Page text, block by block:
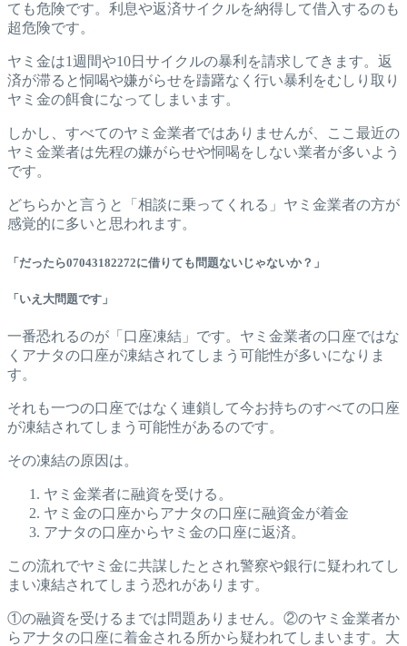
ても危険です。利息や返済サイクルを納得して借入するのも
超危険です。
ヤミ金は1週間や10日サイクルの暴利を請求してきます。返
済が滞ると恫喝や嫌がらせを躊躇なく行い暴利をむしり取り
ヤミ金の餌食になってしまいます。
しかし、すべてのヤミ金業者ではありませんが、ここ最近の
ヤミ金業者は先程の嫌がらせや恫喝をしない業者が多いよう
です。
どちらかと言うと「相談に乗ってくれる」ヤミ金業者の方が
感覚的に多いと思われます。
「だったら07043182272に借りても問題ないじゃないか？」
「いえ大問題です」
一番恐れるのが「口座凍結」です。ヤミ金業者の口座ではな
くアナタの口座が凍結されてしまう可能性が多いになりま
す。
それも一つの口座ではなく連鎖して今お持ちのすべての口座
が凍結されてしまう可能性があるのです。
その凍結の原因は。
ヤミ金業者に融資を受ける。
ヤミ金の口座からアナタの口座に融資金が着金
アナタの口座からヤミ金の口座に返済。
この流れでヤミ金に共謀したとされ警察や銀行に疑われてし
まい凍結されてしまう恐れがあります。
①の融資を受けるまでは問題ありません。②のヤミ金業者か
らアナタの口座に着金される所から疑われてしまいます。大